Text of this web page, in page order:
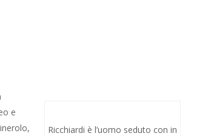
Ricchiardi è l’uomo seduto con in
e